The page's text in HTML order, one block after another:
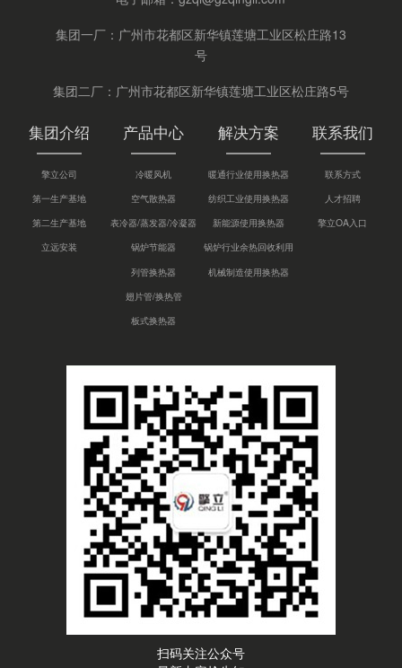
集团一厂：广州市花都区新华镇莲塘工业区松庄路13
号
集团二厂：广州市花都区新华镇莲塘工业区松庄路5号
集团介绍
擎立公司
第一生产基地
第二生产基地
立远安装
产品中心
冷暖风机
空气散热器
表冷器/蒸发器/冷凝器
锅炉节能器
列管换热器
翅片管/换热管
板式换热器
解决方案
暖通行业使用换热器
纺织工业使用换热器
新能源使用换热器
锅炉行业余热回收利用
机械制造使用换热器
联系我们
联系方式
人才招聘
擎立OA入口
扫码关注公众号